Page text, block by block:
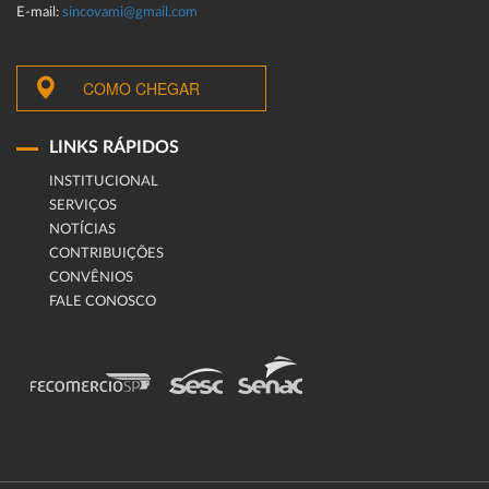
E-mail: sincovami@gmail.com
COMO CHEGAR
LINKS RÁPIDOS
INSTITUCIONAL
SERVIÇOS
NOTÍCIAS
CONTRIBUIÇÕES
CONVÊNIOS
FALE CONOSCO